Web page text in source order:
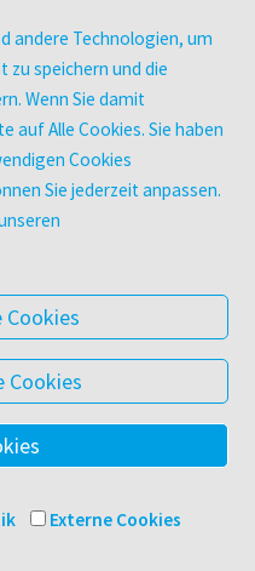
Cookies
Buchhandels AG
andere Technologien, um
zu speichern und die
Wenn Sie damit
auf Alle Cookies. Sie haben
Cookies
Sie jederzeit anpassen.
Cookies
Externe Cookies